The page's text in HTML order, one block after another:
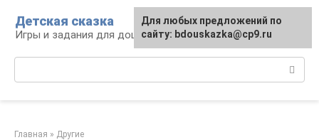
контенту
Детская сказка
Игры и задания для дошкольников
Главная » Другие
Для любых предложений по
сайту: bdouskazka@cp9.ru